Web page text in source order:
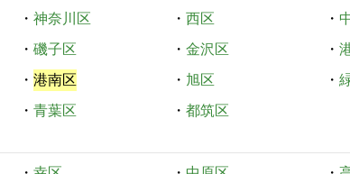
・ 神奈川区 ・ 西区 ・
・ 磯子区 ・ 金沢区 ・
・ 港南区 ・ 旭区 ・
・ 青葉区 ・ 都筑区